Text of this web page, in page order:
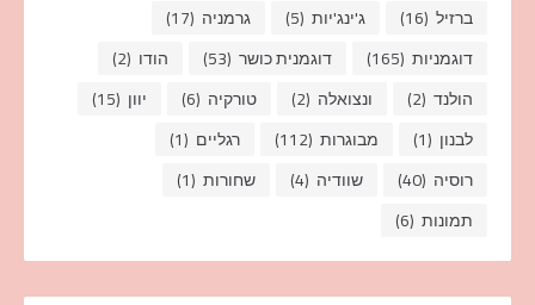
ברזיל (16) ג'ינג'יות (5) גרמניה (17)
דוגמניות (165) דוגמנית כושר (53) הודו (2)
הולנד (2) ונצואלה (2) טורקיה (6) יוון (15)
לבנון (1) מבוגרות (112) רגליים (1)
רוסיה (40) שוודיה (4) שחורות (1)
תמונות (6)